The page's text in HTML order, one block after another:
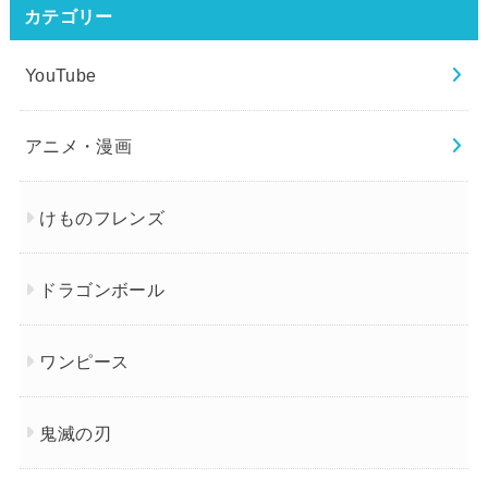
カテゴリー
YouTube
アニメ・漫画
けものフレンズ
ドラゴンボール
ワンピース
鬼滅の刃